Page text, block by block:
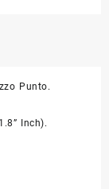
Punto.
Inch).